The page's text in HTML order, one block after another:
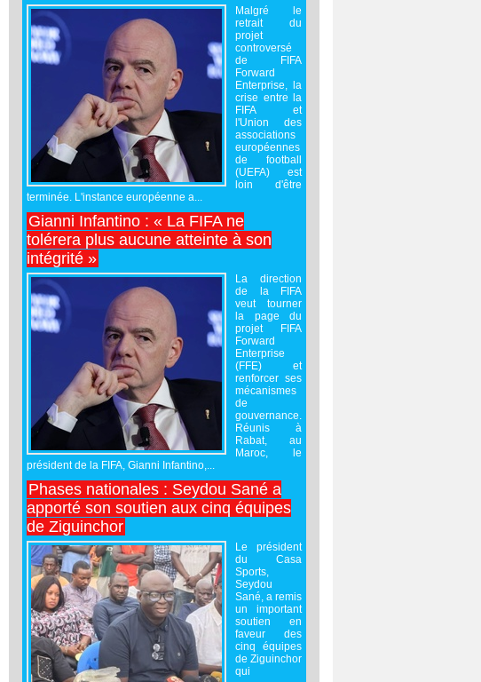
Malgré le
retrait du
projet
controversé
de FIFA
Forward
Enterprise, la
crise entre la
FIFA et
l'Union des
associations
européennes
de football
(UEFA) est
loin d'être
terminée. L'instance européenne a...
Gianni Infantino : « La FIFA ne
tolérera plus aucune atteinte à son
intégrité »
La direction
de la FIFA
veut tourner
la page du
projet FIFA
Forward
Enterprise
(FFE) et
renforcer ses
mécanismes
de
gouvernance.
Réunis à
Rabat, au
Maroc, le
président de la FIFA, Gianni Infantino,...
Phases nationales : Seydou Sané a
apporté son soutien aux cinq équipes
de Ziguinchor
Le président
du Casa
Sports,
Seydou
Sané, a remis
un important
soutien en
faveur des
cinq équipes
de Ziguinchor
qui